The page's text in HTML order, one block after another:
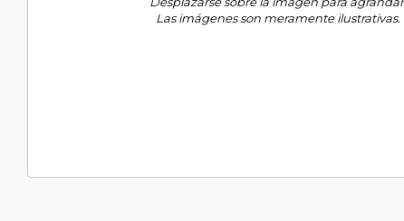
Las imágenes son meramente ilustrativas.